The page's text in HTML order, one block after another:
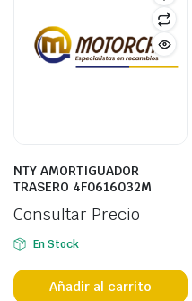
NTY AMORTIGUADOR
TRASERO 4F0616032M
Consultar Precio
En Stock
Añadir al carrito